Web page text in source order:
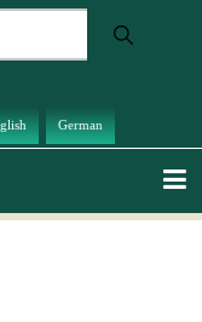
German